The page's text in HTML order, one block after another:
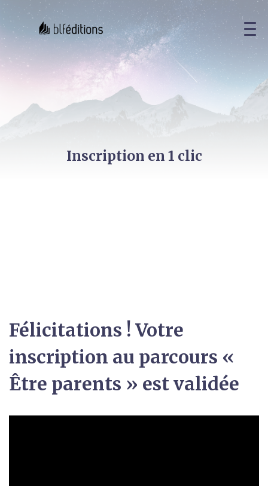
Inscription en 1 clic
Félicitations ! Votre
inscription au parcours «
Être parents » est validée